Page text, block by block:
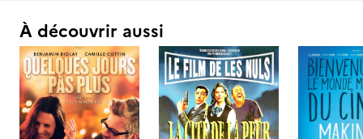
À découvrir aussi